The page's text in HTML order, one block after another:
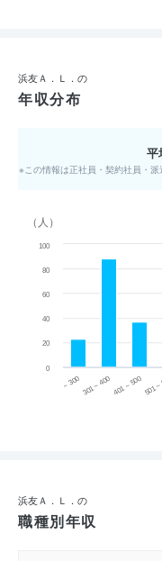
浜友Ａ．Ｌ．の
年収分布
平
※この情報は正社員・契約社員・派
（人）
~ 300 301 ~ 400 401 ~ 500501
0
20
40
60
80
100
浜友Ａ．Ｌ．の
職種別年収